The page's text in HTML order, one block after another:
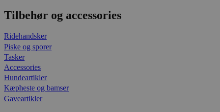
Tilbehør og accessories
Ridehandsker
Piske og sporer
Tasker
Accessories
Hundeartikler
Kæpheste og bamser
Gaveartikler